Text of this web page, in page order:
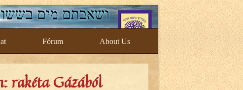
Fórum About Us
rakéta Gázából